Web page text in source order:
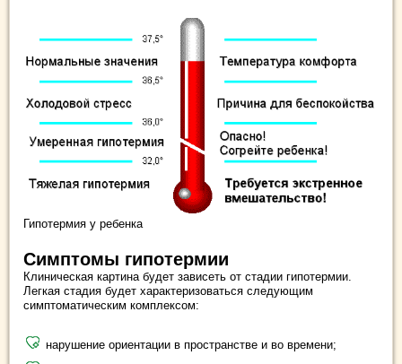
Гипотермия у ребенка
Симптомы гипотермии
Клиническая картина будет зависеть от стадии гипотермии.
Легкая стадия будет характеризоваться следующим
симптоматическим комплексом:
нарушение ориентации в пространстве и во времени;